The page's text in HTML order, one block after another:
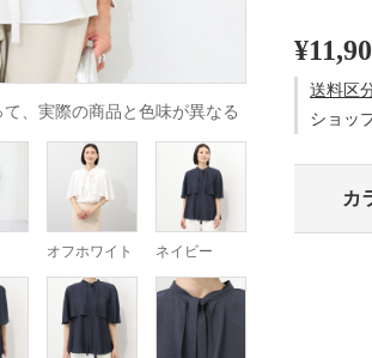
、実際の商品と色味が異なる
オフホワイト ネイビー
送料区
ショッ
カ